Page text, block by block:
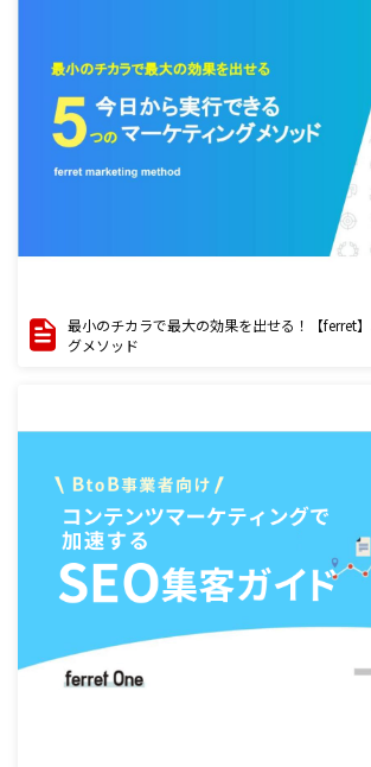
最小のチカラで最大の効果を出せる！【ferret
グメソッド